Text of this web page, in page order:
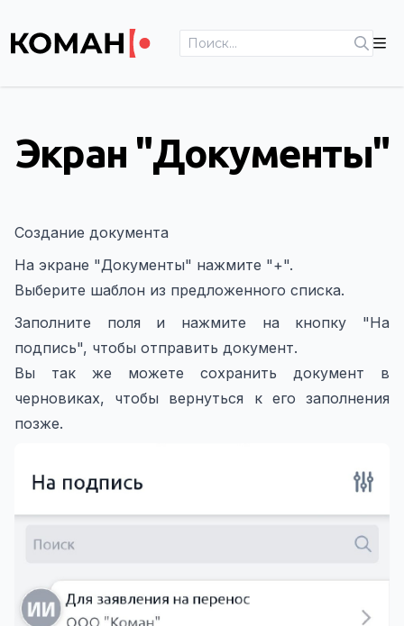
Экран "Документы"
Создание документа
На экране "Документы" нажмите "+".
Выберите шаблон из предложенного списка.
Заполните поля и нажмите на кнопку "На
подпись", чтобы отправить документ.
Вы так же можете сохранить документ в
черновиках, чтобы вернуться к его заполнения
позже.